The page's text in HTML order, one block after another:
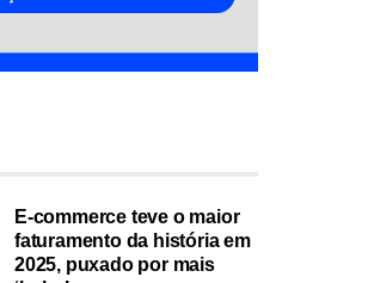
E-commerce teve o maior
faturamento da história em
2025, puxado por mais